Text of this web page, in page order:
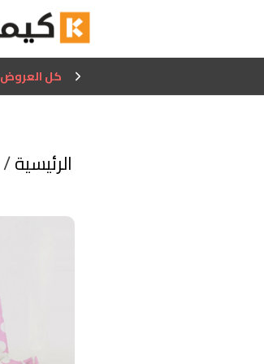
كل العروض
الرئيسية/